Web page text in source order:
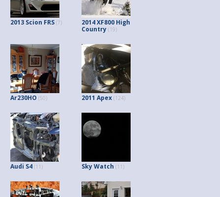
2013 Scion FRS (7)
2014 XF800 High
Country (19)
Ar230HO (50) 2011 Apex (124)
Audi S4 (11) Sky Watch (11)